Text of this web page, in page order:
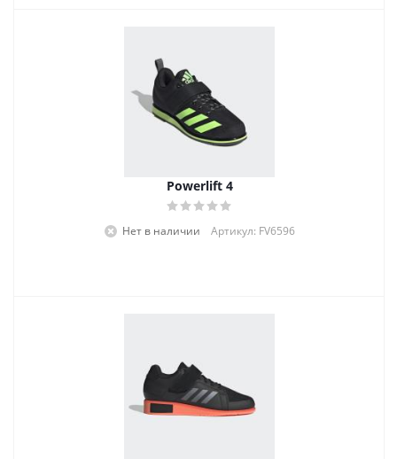
Powerlift 4
Нет в наличии Артикул: FV6596